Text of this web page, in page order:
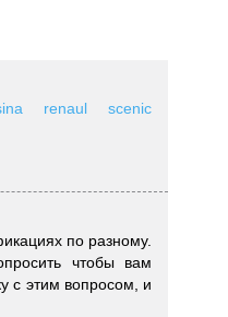
renaul scenic
по разному.
чтобы вам
с этим вопросом, и